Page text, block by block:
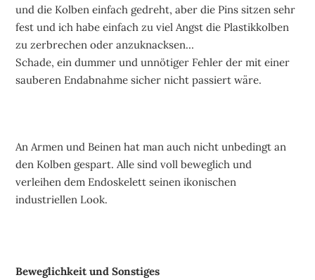
und die Kolben einfach gedreht, aber die Pins sitzen sehr
fest und ich habe einfach zu viel Angst die Plastikkolben
zu zerbrechen oder anzuknacksen…
Schade, ein dummer und unnötiger Fehler der mit einer
sauberen Endabnahme sicher nicht passiert wäre.
An Armen und Beinen hat man auch nicht unbedingt an
den Kolben gespart. Alle sind voll beweglich und
verleihen dem Endoskelett seinen ikonischen
industriellen Look.
Beweglichkeit und Sonstiges